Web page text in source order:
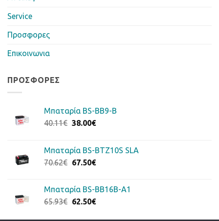
Service
Προσφορες
Επικοινωνια
ΠΡΟΣΦΟΡΈΣ
Μπαταρία BS-BB9-B
40.11€ Original
40.11€.
38.00€Η
είναι:
38.00€.
Μπαταρία BS-BTZ10S SLA
70.62€ Original
70.62€.
67.50€Η
είναι:
67.50€.
Μπαταρία BS-BB16B-A1
65.93€ Original
62.50€Η